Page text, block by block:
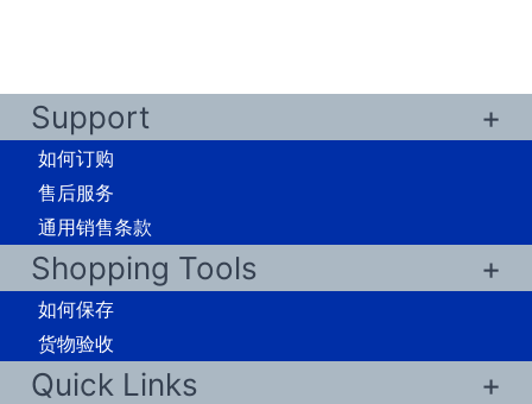
Support
如何订购
售后服务
通用销售条款
Shopping Tools
如何保存
货物验收
Quick Links